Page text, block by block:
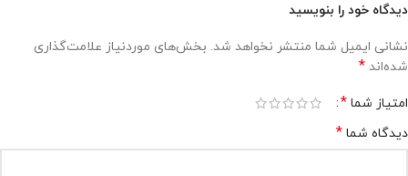
دیدگاه خود را بنویسید
نشانی ایمیل شما منتشر نخواهد شد. بخش‌های موردنیاز علامت‌گذاری
شده‌اند *
امتیاز شما *
دیدگاه شما *